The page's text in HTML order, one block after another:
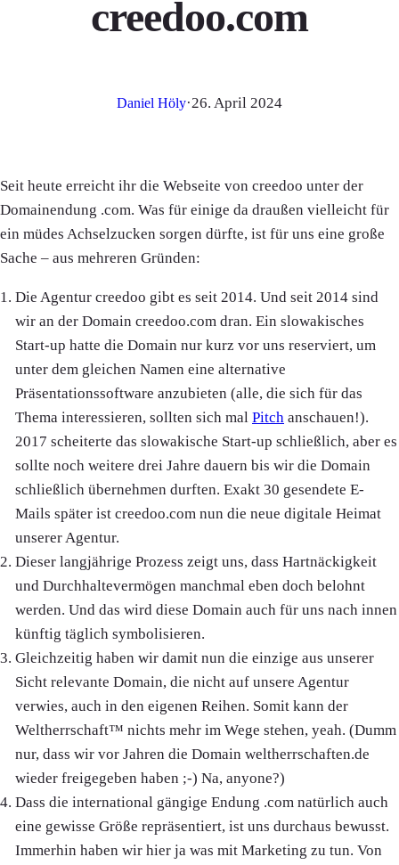
creedoo.com
Daniel Höly·26. April 2024
Seit heute erreicht ihr die Webseite von creedoo unter der
Domainendung .com. Was für einige da draußen vielleicht für
ein müdes Achselzucken sorgen dürfte, ist für uns eine große
Sache – aus mehreren Gründen:
Die Agentur creedoo gibt es seit 2014. Und seit 2014 sind
wir an der Domain creedoo.com dran. Ein slowakisches
Start-up hatte die Domain nur kurz vor uns reserviert, um
unter dem gleichen Namen eine alternative
Präsentationssoftware anzubieten (alle, die sich für das
Thema interessieren, sollten sich mal Pitch anschauen!).
2017 scheiterte das slowakische Start-up schließlich, aber es
sollte noch weitere drei Jahre dauern bis wir die Domain
schließlich übernehmen durften. Exakt 30 gesendete E-
Mails später ist creedoo.com nun die neue digitale Heimat
unserer Agentur.
Dieser langjährige Prozess zeigt uns, dass Hartnäckigkeit
und Durchhaltevermögen manchmal eben doch belohnt
werden. Und das wird diese Domain auch für uns nach innen
künftig täglich symbolisieren.
Gleichzeitig haben wir damit nun die einzige aus unserer
Sicht relevante Domain, die nicht auf unsere Agentur
verwies, auch in den eigenen Reihen. Somit kann der
Weltherrschaft™️ nichts mehr im Wege stehen, yeah. (Dumm
nur, dass wir vor Jahren die Domain weltherrschaften.de
wieder freigegeben haben ;-) Na, anyone?)
Dass die international gängige Endung .com natürlich auch
eine gewisse Größe repräsentiert, ist uns durchaus bewusst.
Immerhin haben wir hier ja was mit Marketing zu tun. Von